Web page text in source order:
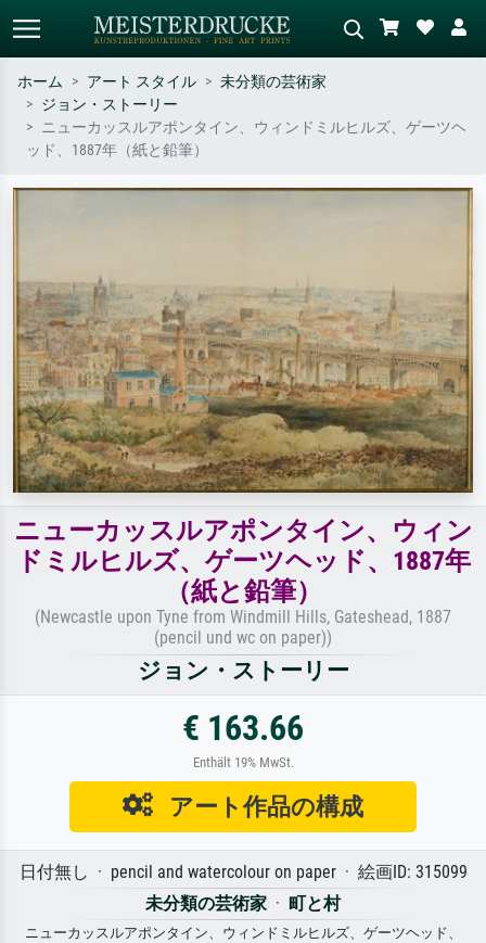
標準検索 AI画像検索
作家名・作品名・スタイルで検索
ホーム アート スタイル
未分類の芸術家
ジョン・ストーリー
ニューカッスルアポンタイン、ウィンドミルヒルズ、ゲーツヘ
ッド、1887年（紙と鉛筆）
ニューカッスルアポンタイン、ウィン
ドミルヒルズ、ゲーツヘッド、1887年
（紙と鉛筆）
(Newcastle upon Tyne from Windmill Hills, Gateshead, 1887
(pencil und wc on paper))
ジョン・ストーリー
€ 163.66
Enthält 19% MwSt.
アート作品の構成
日付無し · pencil and watercolour on paper · 絵画ID: 315099
未分類の芸術家 · 町と村
ニューカッスルアポンタイン、ウィンドミルヒルズ、ゲーツヘッド、